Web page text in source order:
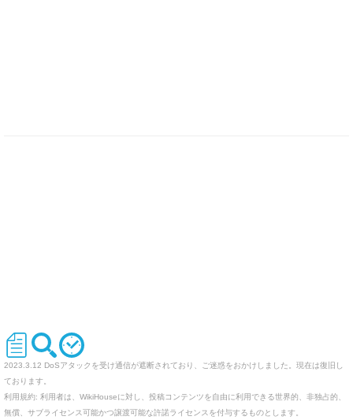
2023.3.12 DoSアタックを受け通信が遮断されており、ご迷惑をおかけしました。現在は復旧し
ております。
利用規約: 利用者は、WikiHouseに対し、投稿コンテンツを自由に利用できる世界的、非独占的、
無償、サブライセンス可能かつ譲渡可能な許諾ライセンスを付与するものとします。